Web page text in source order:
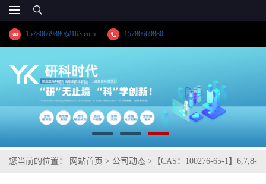
15780669880@163.com 15780669880
您当前的位置： 网站首页 > 公司动态 > 【CAS：100276-65-1】6,7,8-